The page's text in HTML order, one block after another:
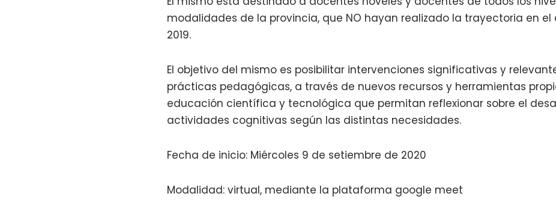
modalidades de la provincia, que NO hayan realizado la trayectoria en el
2019.
El objetivo del mismo es posibilitar intervenciones significativas y
prácticas pedagógicas, a través de nuevos recursos y herramientas
educación científica y tecnológica que permitan reflexionar sobre el
actividades cognitivas según las distintas necesidades.
Fecha de inicio: Miércoles 9 de setiembre de 2020
Modalidad: virtual, mediante la plataforma google meet